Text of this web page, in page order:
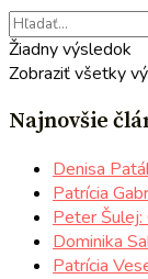
Žiadny výsledok
Zobraziť všetky
Najnovšie
Denisa
Patrícia
Peter Šulej:
Dominika
Patrícia